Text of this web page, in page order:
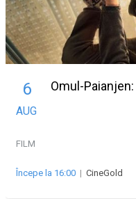
6
AUG
Omul-Paianjen:
FILM
Începe la 16:00 | CineGold